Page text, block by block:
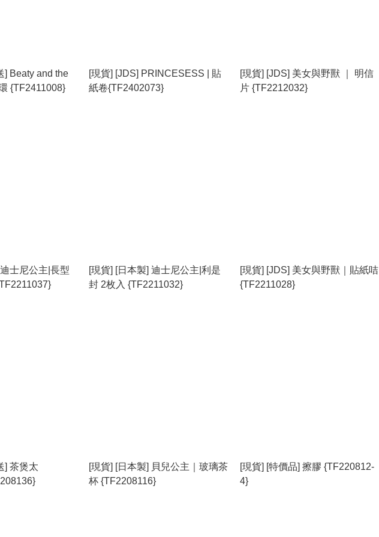
] Beaty and the
{TF2411008}
[現貨] [JDS] PRINCESESS | 貼
紙卷{TF2402073}
[現貨] [JDS] 美女與野獸 ｜ 明信
片 {TF2212032}
士尼公主|長型
[現貨] [日本製] 迪士尼公主|利是
封 2枚入 {TF2211032}
[現貨] [JDS] 美女與野獸｜貼紙咭
{TF2211028}
] 茶煲太
[現貨] [日本製] 貝兒公主｜玻璃茶
杯 {TF2208116}
[現貨] [特價品] 擦膠 {TF220812-
4}